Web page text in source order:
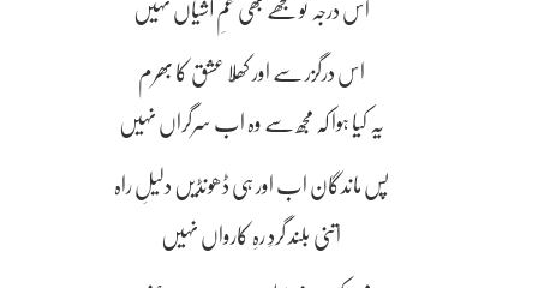
اس درجہ تو مجھے بھی غمِ آشیاں نہیں
اس درگزر سے اور کھُلا عشق کا بھرم
یہ کیا ہوا کہ مجھ سے وہ اب سرگراں نہیں
پس ماندگان اب اور ہی ڈھونڈیں دلیلِ راہ
اتنی بلند گردِ رہِ کارواں نہیں